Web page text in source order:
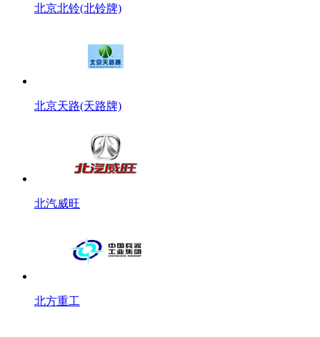
北京北铃(北铃牌)
北京天路(天路牌)
北汽威旺
北方重工